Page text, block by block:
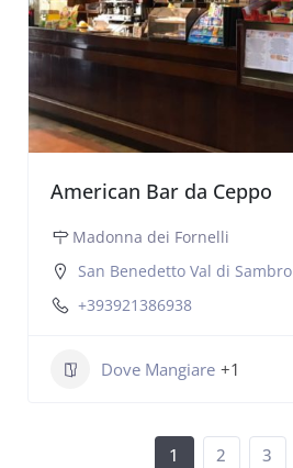
American Bar da Ceppo
Madonna dei Fornelli
San Benedetto Val di Sambro
+393921386938
Dove Mangiare +1
1 2 3